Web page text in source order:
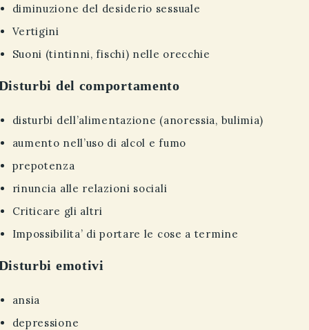
diminuzione del desiderio sessuale
Vertigini
Suoni (tintinni, fischi) nelle orecchie
del comportamento
disturbi dell’alimentazione (anoressia, bulimia)
aumento nell’uso di alcol e fumo
prepotenza
rinuncia alle relazioni sociali
Criticare gli altri
Impossibilita’ di portare le cose a termine
emotivi
ansia
depressione